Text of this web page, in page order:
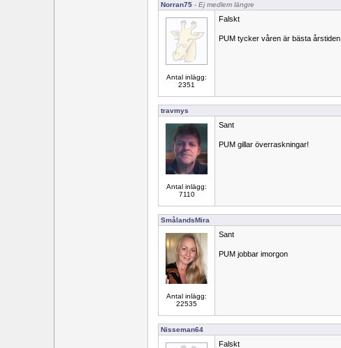
Norran75 - Ej medlem längre
Antal inlägg:
2351
Falskt
PUM tycker våren är bästa årstiden.
travmys
Antal inlägg:
7110
Sant
PUM gillar överraskningar!
SmålandsMira
Antal inlägg:
22535
Sant
PUM jobbar imorgon
Nisseman64
Falskt